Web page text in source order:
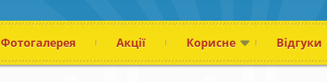
Фотогалерея Акції Корисне Відгуки